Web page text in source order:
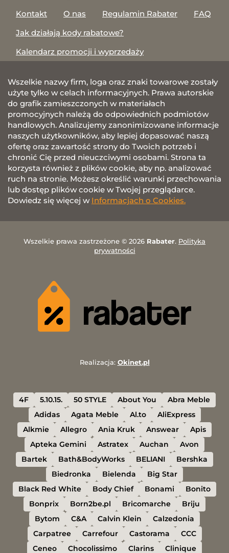
Kontakt
O nas Regulamin Rabater
FAQ
Jak działają kody rabatowe?
Kalendarz promocji i wyprzedaży
Wszelkie nazwy firm, loga oraz znaki towarowe zostały
użyte tylko w celach informacyjnych. Prawa autorskie
do grafik zamieszczonych w materiałach
promocyjnych należą do odpowiednich podmiotów
handlowych. Analizujemy zanonimizowane informacje
naszych użytkowników, aby lepiej dopasować naszą
ofertę oraz zawartość strony do Twoich potrzeb i
chronić Cię przed nieuczciwymi osobami. Strona ta
korzysta również z plików cookie, aby np. analizować
ruch na stronie. Możesz określić warunki przechowania
lub dostęp plików cookie w Twojej przeglądarce.
Dowiedz się więcej w Informacjach o Cookies.
Wszelkie prawa zastrzeżone © 2026 Rabater. Polityka
prywatności
Realizacja: Okinet.pl
4F 5.10.15. 50 STYLE About You
Abra Meble
Adidas
Agata Meble Al.to
AliExpress
Alkmie
Allegro Ania Kruk Answear
Apis
Apteka Gemini
Astratex Auchan
Avon
Bartek
Bath&BodyWorks BELIANI
Bershka
Biedronka
Bielenda
Big Star
Black Red White
Body Chief Bonami
Bonito
Bonprix
Born2be.pl Bricomarche
Briju
Bytom
C&A Calvin Klein
Calzedonia
Carpatree
Carrefour Castorama
CCC
Ceneo
Chocolissimo Clarins Clinique